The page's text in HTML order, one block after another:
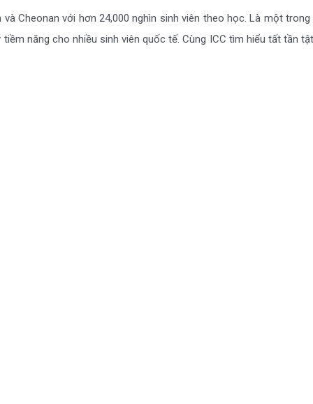
Cheonan với hơn 24,000 nghìn sinh viên theo học. Là một
năng cho nhiều sinh viên quốc tế. Cùng ICC tìm hiểu tất tần